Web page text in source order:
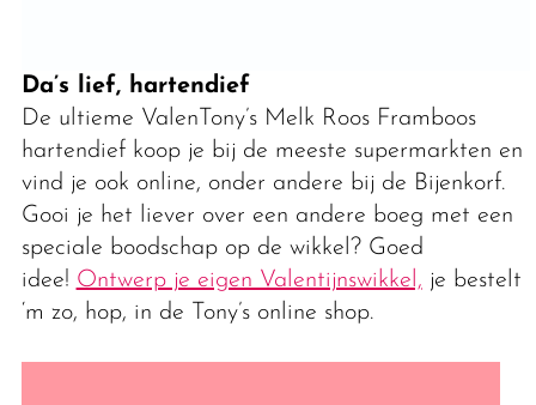
Da’s lief, hartendief
De ultieme ValenTony’s Melk Roos Framboos
hartendief koop je bij de meeste supermarkten en
vind je ook online, onder andere bij de Bijenkorf.
Gooi je het liever over een andere boeg met een
speciale boodschap op de wikkel? Goed
idee! Ontwerp je eigen Valentijnswikkel, je bestelt
‘m zo, hop, in de Tony’s online shop.